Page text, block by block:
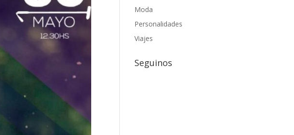
Moda
Personalidades
Viajes
Seguinos